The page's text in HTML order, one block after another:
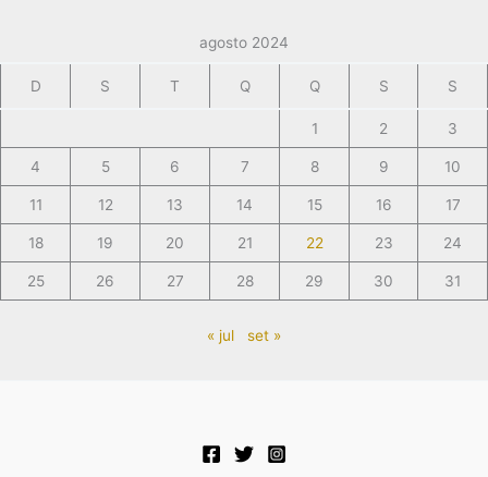
agosto 2024
D S T Q Q S S
1 2 3
4 5 6 7 8 9 10
11 12 13 14 15 16 17
18 19 20 21 22 23 24
25 26 27 28 29 30 31
« jul set »